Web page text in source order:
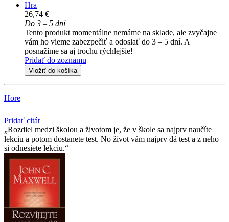
Hra
26,74 €
Do 3 – 5 dní
Tento produkt momentálne nemáme na sklade, ale zvyčajne
vám ho vieme zabezpečiť a odoslať do 3 – 5 dní. A
posnažíme sa aj trochu rýchlejšie!
Pridať do zoznamu
Vložiť do košíka
Hore
Pridať citát
Rozdiel medzi školou a životom je, že v škole sa najprv naučíte
lekciu a potom dostanete test. No život vám najprv dá test a z neho
si odnesiete lekciu.